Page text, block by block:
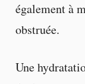
également à
obstruée.
Une